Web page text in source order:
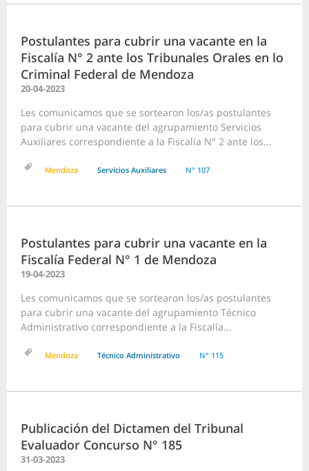
Postulantes para cubrir una vacante en la
Fiscalía N° 2 ante los Tribunales Orales en lo
Criminal Federal de Mendoza
20-04-2023
Les comunicamos que se sortearon los/as postulantes
para cubrir una vacante del agrupamiento Servicios
Auxiliares correspondiente a la Fiscalía N° 2 ante los...
Mendoza Servicios Auxiliares N° 107
Postulantes para cubrir una vacante en la
Fiscalía Federal N° 1 de Mendoza
19-04-2023
Les comunicamos que se sortearon los/as postulantes
para cubrir una vacante del agrupamiento Técnico
Administrativo correspondiente a la Fiscalía...
Mendoza Técnico Administrativo N° 115
Publicación del Dictamen del Tribunal
Evaluador Concurso N° 185
31-03-2023